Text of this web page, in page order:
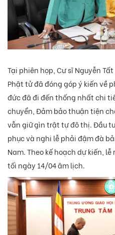
Tại phiên họp, Cư sĩ Nguyễn
Phật tử đã đóng góp ý kiến về
đức đã đi đến thống nhất chi
chuyển, Đảm bảo thuận tiện
vẫn giữ gìn trật tự đô thị. Đầu
phục và nghi lễ phải đậm đà
Nam. Theo kế hoạch dự kiến,
tối ngày 14/04 âm lịch.